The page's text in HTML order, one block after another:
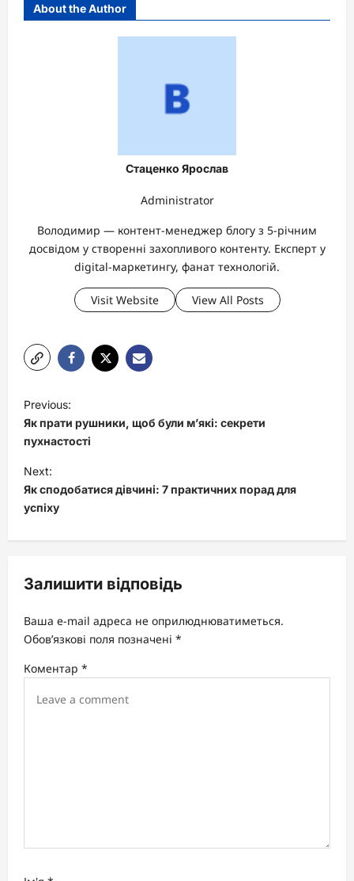
About the Author
Стаценко Ярослав
Administrator
Володимир — контент-менеджер блогу з 5-річним
досвідом у створенні захопливого контенту. Експерт у
digital-маркетингу, фанат технологій.
Visit Website View All Posts
P
o
s
t
n
a
v
g
a
t
i
Previous:
Як прати рушники, щоб були м’які: секрети
пухнастості
Next:
Як сподобатися дівчині: 7 практичних порад для
успіху
Залишити відповідь
Ваша e-mail адреса не оприлюднюватиметься.
Обов’язкові поля позначені *
Коментар *